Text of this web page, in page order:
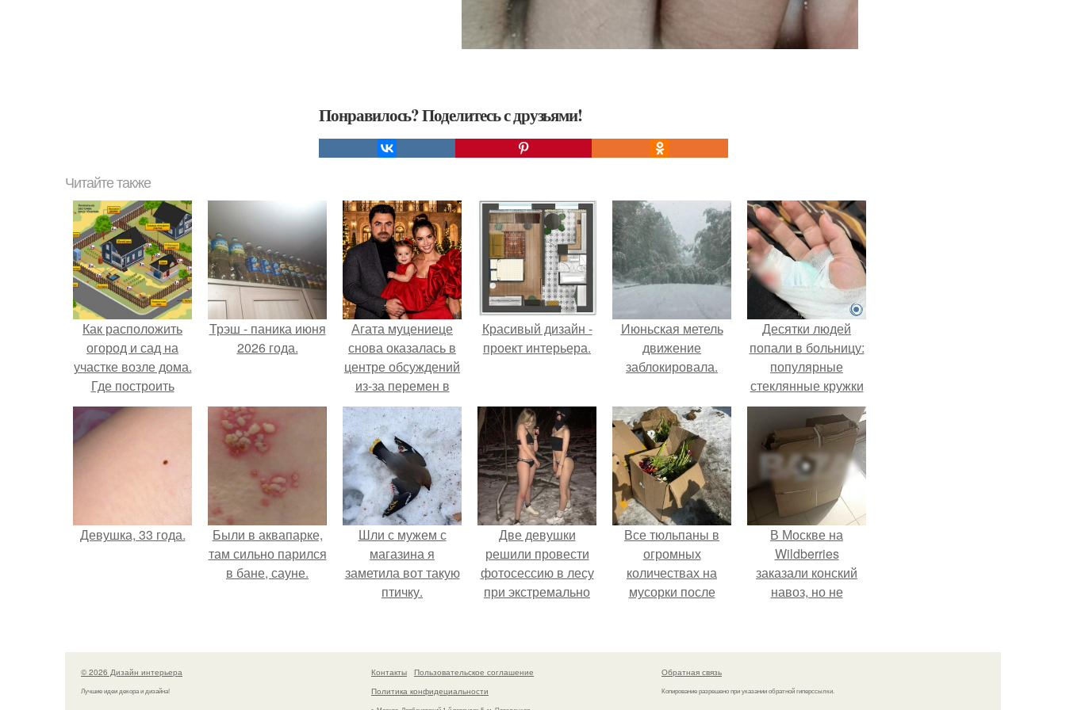
Понравилось? Поделитесь с друзьями!
Читайте также
Как расположить
огород и сад на
участке возле дома.
Где построить
жилой дом
Трэш - паника июня
2026 года.
Агата муцениеце
снова оказалась в
центре обсуждений
из-за перемен в
личной жизни.
Красивый дизайн -
проект интерьера.
Июньская метель
движение
заблокировала.
Десятки людей
попали в больницу:
популярные
стеклянные кружки
с двойными
стенками
взрываются при
мытье.
Девушка, 33 года.
Были в аквапарке,
там сильно парился
в бане, сауне.
Шли с мужем с
магазина я
заметила вот такую
птичку.
Две девушки
решили провести
фотосессию в лесу
при экстремально
достигавших - 35
градусов.
Все тюльпаны в
огромных
количествах на
мусорки после
В Москве на
Wildberries
заказали конский
навоз, но не
© 2026 Дизайн интерьера
Лучшие идеи декора и дизайна!
Контакты
Пользовательское соглашение
Политика конфидециальности
Обратная связь
Копирование разрешено при указании обратной гиперссылки.